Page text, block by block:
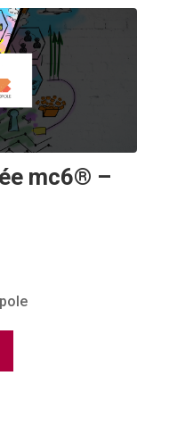
mc6® –